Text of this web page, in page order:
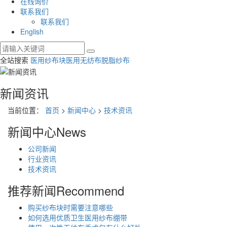
联系我们
联系我们
English
全站搜索 医用纱布块医用无纺布脱脂纱布
新闻资讯
当前位置： 首页 > 新闻中心 > 技术资讯
新闻中心News
公司新闻
行业资讯
技术资讯
推荐新闻Recommend
购买纱布块时需要注意哪些
如何选用优质卫生医用纱布绷带